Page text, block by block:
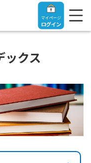
マイページ
ログイン
ックス